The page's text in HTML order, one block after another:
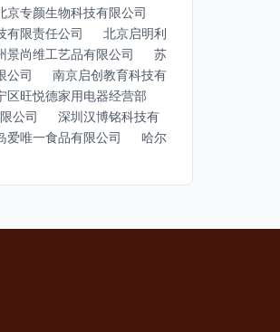
京专颜生物科技有限公司
有限责任公司
北京启明利
景尚维工艺品有限公司
苏
公司
南京启创教育科技有
区旺悦德家用电器经营部
公司
深圳汉博铭科技有
爱唯一食品有限公司
哈尔